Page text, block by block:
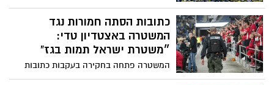
ומלא מצבים. ירדן כהן וקאלו הובילו את
הצהובים־שחורים להצגה התקפית, כשנתניה
אמנם ניסתה לחזור פעמיים- אך בית״ר הייתה
אלף אוהדים
כתובות הסתה חמורות נגד
המשטרה באצטדיון טדי:
״משטרת ישראל תמות בגז”
המשטרה פתחה בחקירה בעקבות כתובות
נאצה והסתה חמורות נגד שוטרים, שאותרו